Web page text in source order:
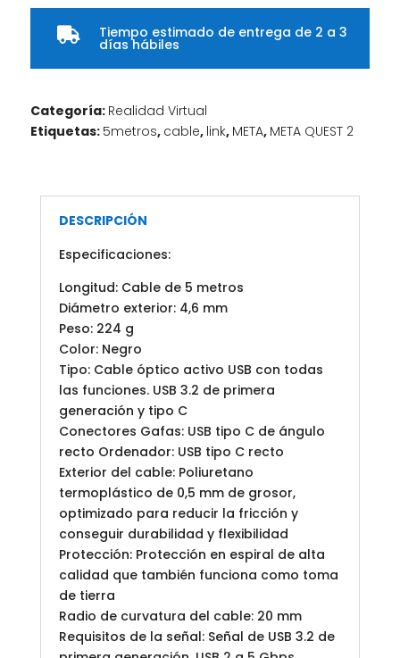
 Tiempo estimado de entrega de 2 a 3
días hábiles
Categoría: Realidad Virtual
Etiquetas: 5metros, cable, link, META, META QUEST 2
DESCRIPCIÓN
Especificaciones:
Longitud: Cable de 5 metros
Diámetro exterior: 4,6 mm
Peso: 224 g
Color: Negro
Tipo: Cable óptico activo USB con todas
las funciones. USB 3.2 de primera
generación y tipo C
Conectores Gafas: USB tipo C de ángulo
recto Ordenador: USB tipo C recto
Exterior del cable: Poliuretano
termoplástico de 0,5 mm de grosor,
optimizado para reducir la fricción y
conseguir durabilidad y flexibilidad
Protección: Protección en espiral de alta
calidad que también funciona como toma
de tierra
Radio de curvatura del cable: 20 mm
Requisitos de la señal: Señal de USB 3.2 de